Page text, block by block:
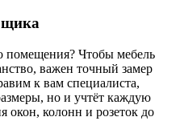
помещения? Чтобы мебель
важен точный замер
к вам специалиста,
но и учтёт каждую
окон, колонн и розеток до